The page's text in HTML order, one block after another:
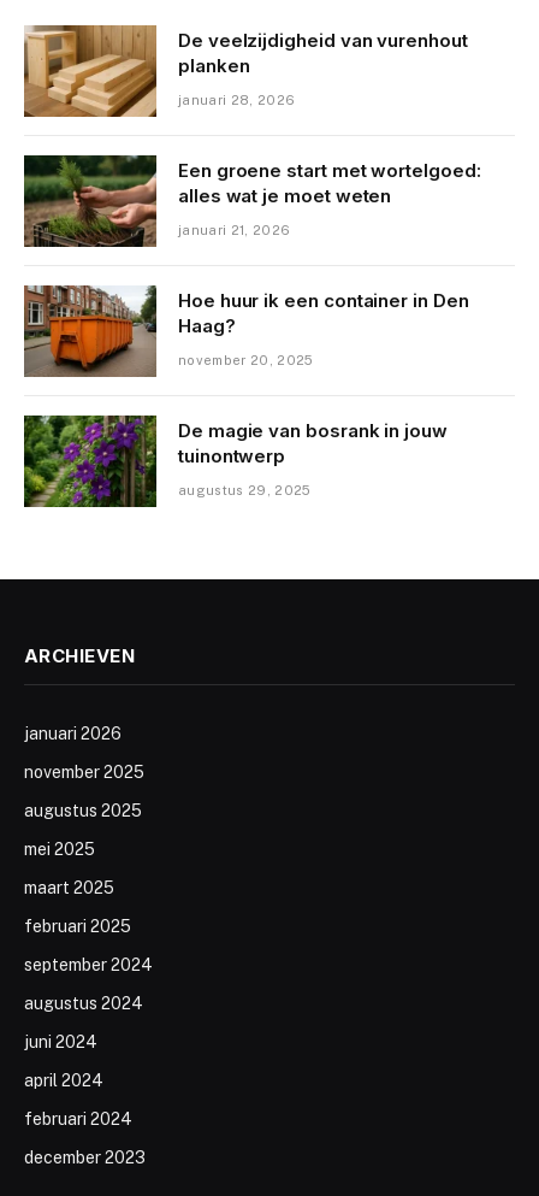
De veelzijdigheid van vurenhout
planken
januari 28, 2026
Een groene start met wortelgoed:
alles wat je moet weten
januari 21, 2026
Hoe huur ik een container in Den
Haag?
november 20, 2025
De magie van bosrank in jouw
tuinontwerp
augustus 29, 2025
ARCHIEVEN
januari 2026
november 2025
augustus 2025
mei 2025
maart 2025
februari 2025
september 2024
augustus 2024
juni 2024
april 2024
februari 2024
december 2023